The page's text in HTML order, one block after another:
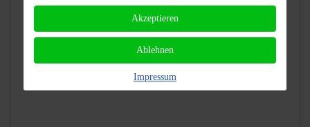
Akzeptieren
Ablehnen
Impressum